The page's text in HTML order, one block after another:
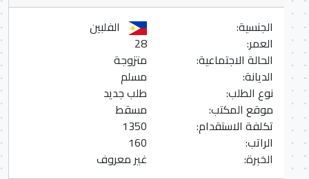
الجنسية:
الفلبين
العمر:
الحالة الاجتماعية:
متزوجة
الديانة:
مسلم
نوع الطلب:
طلب جديد
موقع المكتب:
مسقط
تكلفة الاستقدام:
1350
الراتب:
160
الخبرة:
غير معروف